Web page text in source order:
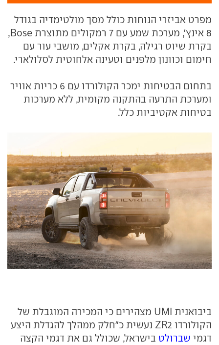
מפרט אביזרי הנוחות כולל מסך מולטימדיה בגודל
8 אינץ', מערכת שמע עם 7 רמקולים מתוצרת Bose,
בקרת שיוט רגילה, בקרת אקלים, מושבי עור עם
חימום וכוונון מלפנים וטעינה אלחוטית לסלולארי.
בתחום הבטיחות ימכר הקולורדו עם 6 כריות אוויר
ומערכת התרעה בהתקנה מקומית, ללא מערכות
בטיחות אקטיביות כלל.
ביבואנית UMI מצהירים כי המכירה המוגבלת של
הקולורדו ZR2 נעשית כ"חלק ממהלך להגדלת היצע
דגמי שברולט בישראל, שכולל גם את דגמי הקצה